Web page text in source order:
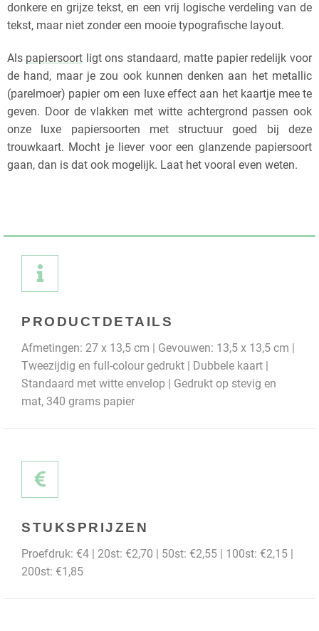
donkere en grijze tekst, en een vrij logische verdeling van de
tekst, maar niet zonder een mooie typografische layout.
Als papiersoort ligt ons standaard, matte papier redelijk voor
de hand, maar je zou ook kunnen denken aan het metallic
(parelmoer) papier om een luxe effect aan het kaartje mee te
geven. Door de vlakken met witte achtergrond passen ook
onze luxe papiersoorten met structuur goed bij deze
trouwkaart. Mocht je liever voor een glanzende papiersoort
gaan, dan is dat ook mogelijk. Laat het vooral even weten.
PRODUCTDETAILS
Afmetingen: 27 x 13,5 cm | Gevouwen: 13,5 x 13,5 cm |
Tweezijdig en full-colour gedrukt | Dubbele kaart |
Standaard met witte envelop | Gedrukt op stevig en
mat, 340 grams papier
STUKSPRIJZEN
Proefdruk: €4 | 20st: €2,70 | 50st: €2,55 | 100st: €2,15 |
200st: €1,85